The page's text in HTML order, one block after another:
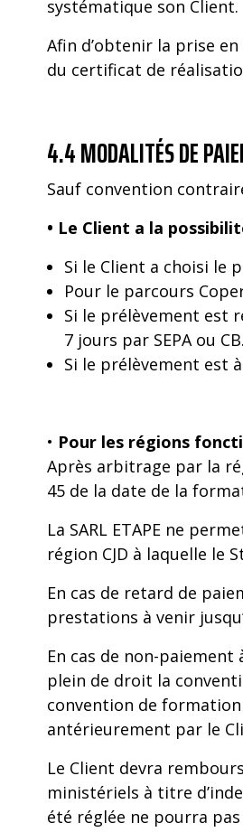
systématique son Client.
Afin d’obtenir la prise
du certificat de
4.4 MODALITÉS DE
Sauf convention
• Le Client a la
Si le Client a choisi le
Pour le parcours
Si le prélèvement est
7 jours par SEPA ou CB.
Si le prélèvement est
• Pour les régions
Après arbitrage par la
45 de la date de la
La SARL ETAPE ne
région CJD à laquelle le
En cas de retard de
prestations à venir
En cas de non-paiement
plein de droit la
convention de
antérieurement par le
Le Client devra
ministériels à titre
été réglée ne pourra pas